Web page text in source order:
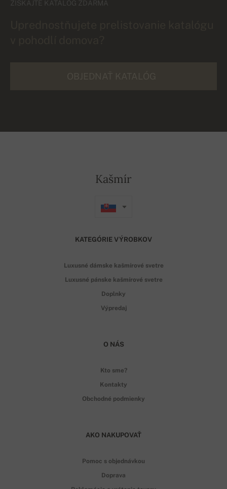
ZÍSKAJTE KATALÓG ZDARMA
Kašmír
KATEGÓRIE VÝROBKOV
Luxusné dámske kašmírové svetre
Luxusné pánske kašmírové svetre
Doplnky
Výpredaj
O NÁS
Kto sme?
Kontakty
Obchodné podmienky
AKO NAKUPOVAŤ
Pomoc s objednávkou
Doprava